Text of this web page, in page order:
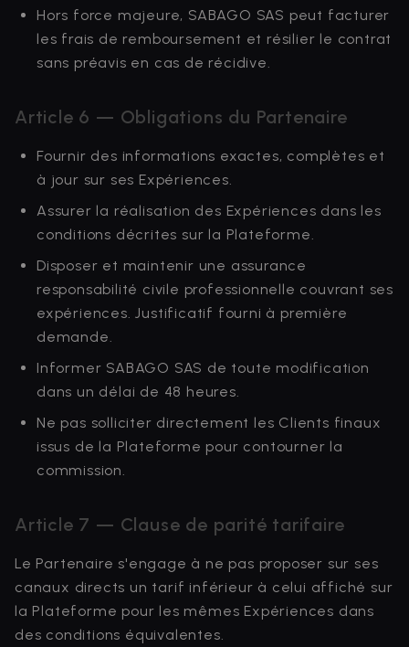
Hors force majeure, SABAGO SAS peut facturer
les frais de remboursement et résilier le contrat
sans préavis en cas de récidive.
Article 6 — Obligations du Partenaire
Fournir des informations exactes, complètes et
à jour sur ses Expériences.
Assurer la réalisation des Expériences dans les
conditions décrites sur la Plateforme.
Disposer et maintenir une assurance
responsabilité civile professionnelle couvrant ses
expériences. Justificatif fourni à première
demande.
Informer SABAGO SAS de toute modification
dans un délai de 48 heures.
Ne pas solliciter directement les Clients finaux
issus de la Plateforme pour contourner la
commission.
Article 7 — Clause de parité tarifaire
Le Partenaire s'engage à ne pas proposer sur ses
canaux directs un tarif inférieur à celui affiché sur
la Plateforme pour les mêmes Expériences dans
des conditions équivalentes.